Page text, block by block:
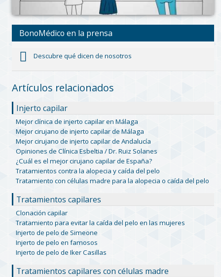
BonoMédico en la prensa
Descubre qué dicen de nosotros
Artículos relacionados
Injerto capilar
Mejor clínica de injerto capilar en Málaga
Mejor cirujano de injerto capilar de Málaga
Mejor cirujano de injerto capilar de Andalucía
Opiniones de Clínica Esbeltia / Dr. Ruiz Solanes
¿Cuál es el mejor cirujano capilar de España?
Tratamientos contra la alopecia y caída del pelo
Tratamiento con células madre para la alopecia o caída del pelo
Tratamientos capilares
Clonación capilar
Tratamiento para evitar la caída del pelo en las mujeres
Injerto de pelo de Simeone
Injerto de pelo en famosos
Injerto de pelo de Iker Casillas
Tratamientos capilares con células madre